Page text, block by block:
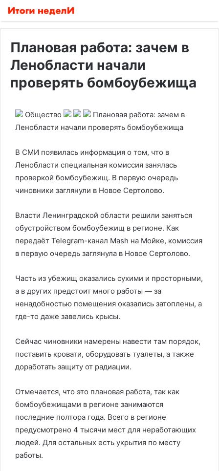
Плановая работа: зачем в
Ленобласти начали
проверять бомбоубежища
Общество
Плановая работа: зачем в
Ленобласти начали проверять бомбоубежища
В СМИ появилась информация о том, что в
Ленобласти специальная комиссия занялась
проверкой бомбоубежищ. В первую очередь
чиновники заглянули в Новое Сертолово.
Власти Ленинградской области решили заняться
обустройством бомбоубежищ в регионе. Как
передаёт Telegram-канал Mash на Мойке, комиссия
в первую очередь заглянула в Новое Сертолово.
Часть из убежищ оказались сухими и просторными,
а в других предстоит много работы — за
ненадобностью помещения оказались затоплены, а
где-то даже завелись крысы.
Сейчас чиновники намерены навести там порядок,
поставить кровати, оборудовать туалеты, а также
доработать защиту от радиации.
Отмечается, что это плановая работа, так как
бомбоубежищами в регионе занимаются
последние полтора года. Всего в регионе
предусмотрено 4 тысячи мест для неработающих
людей. Для остальных есть укрытия по месту
работы.